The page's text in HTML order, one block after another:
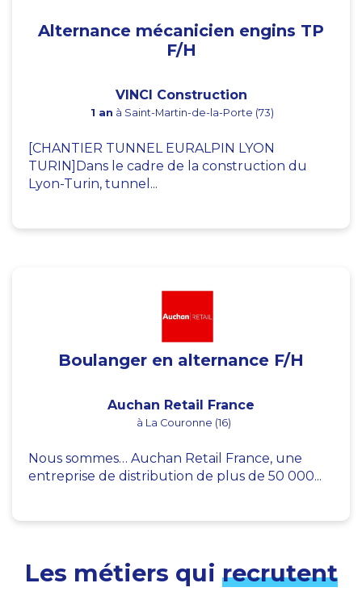
Alternance mécanicien engins TP
F/H
VINCI Construction
1 an à Saint-Martin-de-la-Porte (73)
[CHANTIER TUNNEL EURALPIN LYON
TURIN]Dans le cadre de la construction du
Lyon-Turin, tunnel...
Boulanger en alternance F/H
Auchan Retail France
à La Couronne (16)
Nous sommes… Auchan Retail France, une
entreprise de distribution de plus de 50 000...
Les métiers qui recrutent